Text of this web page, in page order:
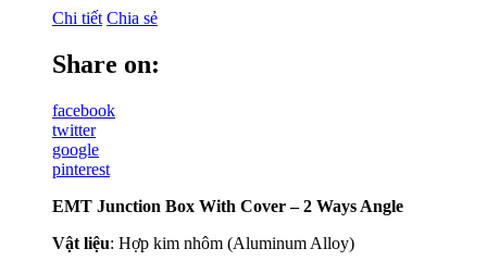
Chi tiết Chia sẻ
Share on:
facebook
twitter
google
pinterest
EMT Junction Box With Cover – 2 Ways Angle
Vật liệu: Hợp kim nhôm (Aluminum Alloy)